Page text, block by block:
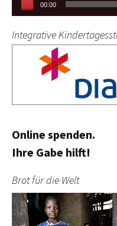
00:00
Integrative
Online spenden.
Ihre Gabe hilft!
Brot für die Welt